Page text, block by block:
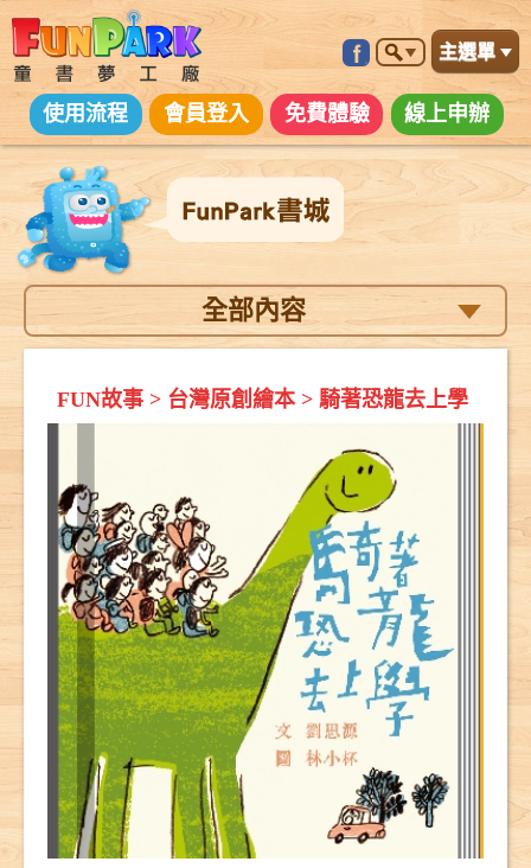
主選單
線上申辦
免費體驗
會員登入
使用流程
全部內容
FUN故事> 台灣原創繪本> 騎著恐龍去上學